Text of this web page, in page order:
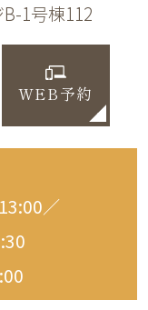
1号棟112
WEB予約
／